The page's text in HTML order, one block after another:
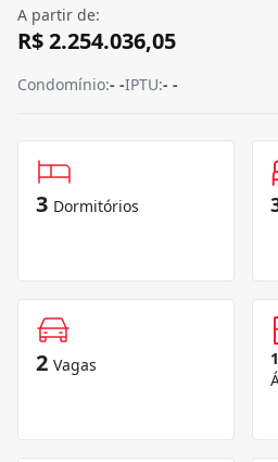
A partir de:
R$ 2.254.036,05
Condomínio:- -IPTU:- -
3 Dormitórios
2 Vagas